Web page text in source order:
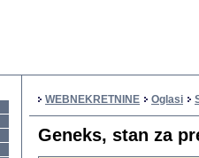
WEBNEKRETNINE Oglasi
Geneks, stan za